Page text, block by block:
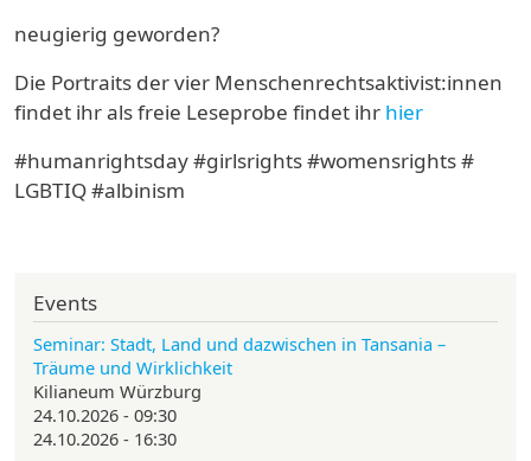
neugierig geworden?
Die Portraits der vier Menschenrechtsaktivist:innen
findet ihr als freie Leseprobe findet ihr hier
#humanrightsday #girlsrights #womensrights #
LGBTIQ #albinism
Events
Seminar: Stadt, Land und dazwischen in Tansania –
Träume und Wirklichkeit
Kilianeum Würzburg
24.10.2026 - 09:30
24.10.2026 - 16:30